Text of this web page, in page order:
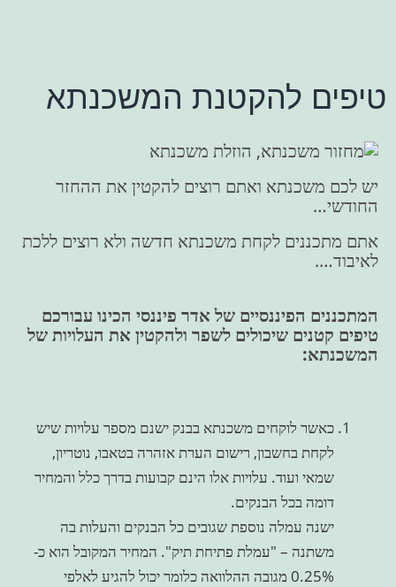
טיפים להקטנת המשכנתא
יש לכם משכנתא ואתם רוצים להקטין את ההחזר
החודשי…
אתם מתכננים לקחת משכנתא חדשה ולא רוצים ללכת
לאיבוד….
המתכננים הפיננסיים של אדר פיננסי הכינו עבורכם
טיפים קטנים שיכולים לשפר ולהקטין את העלויות של
המשכנתא:
כאשר לוקחים משכנתא בבנק ישנם מספר עלויות שיש
לקחת בחשבון, רישום הערת אזהרה בטאבו, נוטריון,
שמאי ועוד. עלויות אלו הינם קבועות בדרך כלל והמחיר
דומה בכל הבנקים.
ישנה עמלה נוספת שגובים כל הבנקים והעלות בה
משתנה – "עמלת פתיחת תיק". המחיר המקובל הוא כ-
0.25% מגובה ההלוואה כלומר יכול להגיע לאלפי